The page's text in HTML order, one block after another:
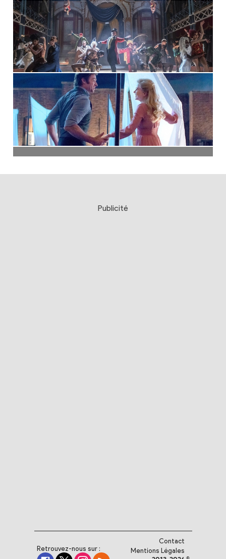
Publicité
Retrouvez-nous sur :
Contact
Mentions Légales